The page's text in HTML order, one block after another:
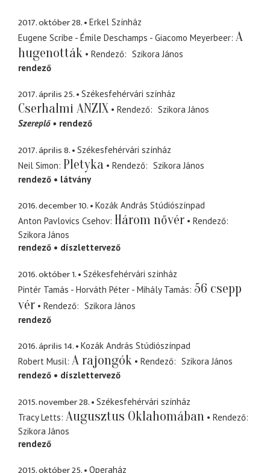
2017. október 28.
Erkel Színház
Eugene Scribe - Émile Deschamps - Giacomo Meyerbeer A
hugenották
Rendező
Szikora János
rendező
2017. április 25. Székesfehérvári színház
Cserhalmi ANZIX Rendező
Szikora János
Szereplő
rendező
2017. április 8.
Székesfehérvári színház
Neil Simon Pletyka Rendező
Szikora János
rendező
látvány
2016. december 10.
Kozák András Stúdiószínpad
Anton Pavlovics Csehov Három nővér
Rendező
Szikora János
rendező
díszlettervező
2016. október 1.
Székesfehérvári színház
Pintér Tamás - Horváth Péter - Mihály Tamás 56 csepp
vér
Rendező
Szikora János
rendező
2016. április 14.
Kozák András Stúdiószínpad
Robert Musil A rajongók Rendező
Szikora János
rendező
díszlettervező
2015. november 28.
Székesfehérvári színház
Tracy Letts Augusztus Oklahomában
Rendező
Szikora János
rendező
Operaház